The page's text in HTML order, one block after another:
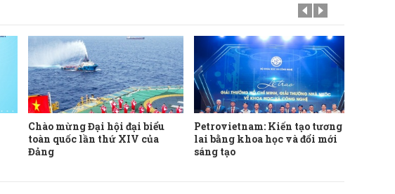
Chào mừng Đại hội đại biểu
toàn quốc lần thứ XIV của
Đảng
Petrovietnam: Kiến tạo tương
lai bằng khoa học và đổi mới
sáng tạo